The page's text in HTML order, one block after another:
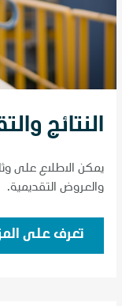
النتائج
يمكن الاطلاع على
والعروض التقديمية.
تعرف على